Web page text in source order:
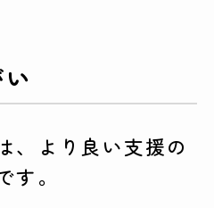
、より良い支援の
す。